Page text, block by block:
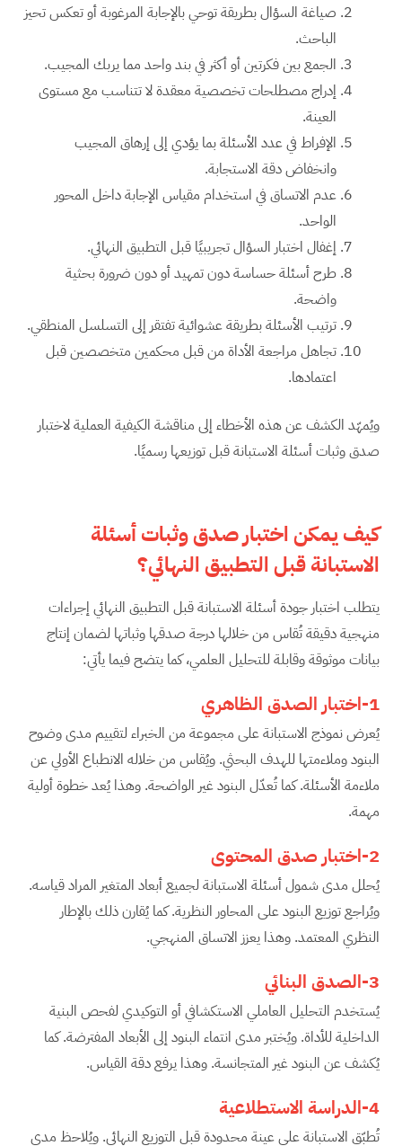
صياغة السؤال بطريقة توحي بالإجابة المرغوبة أو تعكس تحيز
الباحث.
الجمع بين فكرتين أو أكثر في بند واحد مما يربك المجيب.
إدراج مصطلحات تخصصية معقدة لا تتناسب مع مستوى
العينة.
الإفراط في عدد الأسئلة بما يؤدي إلى إرهاق المجيب
وانخفاض دقة الاستجابة.
عدم الاتساق في استخدام مقياس الإجابة داخل المحور
الواحد.
إغفال اختبار السؤال تجريبيًا قبل التطبيق النهائي.
طرح أسئلة حساسة دون تمهيد أو دون ضرورة بحثية
واضحة.
ترتيب الأسئلة بطريقة عشوائية تفتقر إلى التسلسل المنطقي.
تجاهل مراجعة الأداة من قبل محكمين متخصصين قبل
اعتمادها.
ويُمهّد الكشف عن هذه الأخطاء إلى مناقشة الكيفية العملية لاختبار
صدق وثبات أسئلة الاستبانة قبل توزيعها رسميًا.
كيف يمكن اختبار صدق وثبات أسئلة
الاستبانة قبل التطبيق النهائي؟
يتطلب اختبار جودة أسئلة الاستبانة قبل التطبيق النهائي إجراءات
منهجية دقيقة تُقاس من خلالها درجة صدقها وثباتها لضمان إنتاج
بيانات موثوقة وقابلة للتحليل العلمي، كما يتضح فيما يأتي:
1-اختبار الصدق الظاهري
يُعرض نموذج الاستبانة على مجموعة من الخبراء لتقييم مدى وضوح
البنود وملاءمتها للهدف البحثي. ويُقاس من خلاله الانطباع الأولي عن
ملاءمة الأسئلة. كما تُعدّل البنود غير الواضحة. وهذا يُعد خطوة أولية
مهمة.
2-اختبار صدق المحتوى
يُحلل مدى شمول أسئلة الاستبانة لجميع أبعاد المتغير المراد قياسه.
ويُراجع توزيع البنود على المحاور النظرية. كما يُقارن ذلك بالإطار
النظري المعتمد. وهذا يعزز الاتساق المنهجي.
3-الصدق البنائي
يُستخدم التحليل العاملي الاستكشافي أو التوكيدي لفحص البنية
الداخلية للأداة. ويُختبر مدى انتماء البنود إلى الأبعاد المفترضة. كما
يُكشف عن البنود غير المتجانسة. وهذا يرفع دقة القياس.
4-الدراسة الاستطلاعية
تُطبّق الاستبانة على عينة محدودة قبل التوزيع النهائي. ويُلاحظ مدى